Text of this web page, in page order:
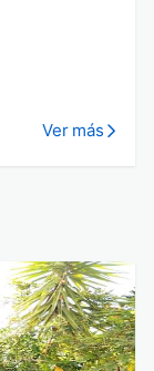
Ver más